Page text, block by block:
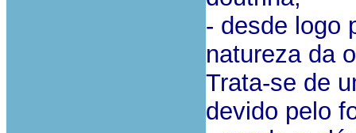
- desde logo
natureza da
Trata-se de
devido pelo